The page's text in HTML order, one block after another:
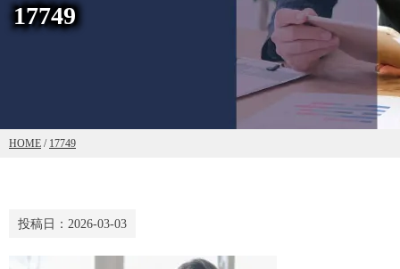
17749
HOME / 17749
投稿日： 2026-03-03